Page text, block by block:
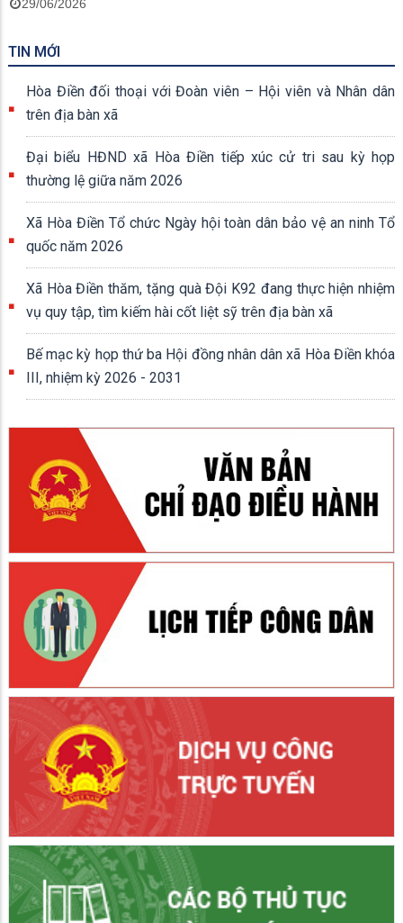
29/06/2026
TIN MỚI
Hòa Điền đối thoại với Đoàn viên – Hội viên và Nhân dân
trên địa bàn xã
Đại biểu HĐND xã Hòa Điền tiếp xúc cử tri sau kỳ họp
thường lệ giữa năm 2026
Xã Hòa Điền Tổ chức Ngày hội toàn dân bảo vệ an ninh Tổ
quốc năm 2026
Xã Hòa Điền thăm, tặng quà Đội K92 đang thực hiện nhiệm
vụ quy tập, tìm kiếm hài cốt liệt sỹ trên địa bàn xã
Bế mạc kỳ họp thứ ba Hội đồng nhân dân xã Hòa Điền khóa
III, nhiệm kỳ 2026 - 2031